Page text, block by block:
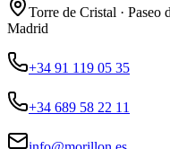
Torre de Cristal · Paseo
Madrid
+34 91 119 05 35
+34 689 58 22 11